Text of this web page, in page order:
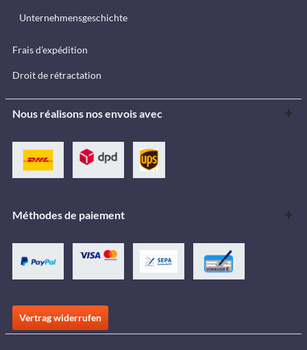
Unternehmensgeschichte
Frais d'expédition
Droit de rétractation
Nous réalisons nos envois avec
Méthodes de paiement
Vertrag widerrufen